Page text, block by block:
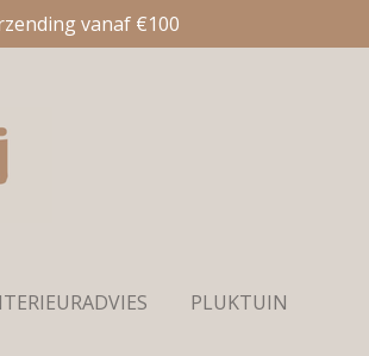
vanaf €100
PLUKTUIN